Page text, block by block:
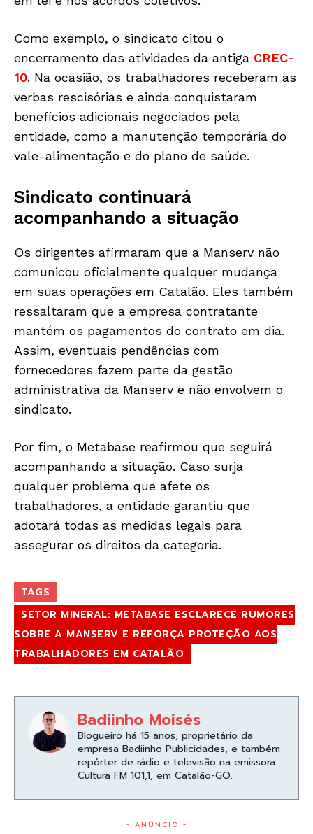
Como exemplo, o sindicato citou o
encerramento das atividades da antiga CREC-
10. Na ocasião, os trabalhadores receberam as
verbas rescisórias e ainda conquistaram
benefícios adicionais negociados pela
entidade, como a manutenção temporária do
vale-alimentação e do plano de saúde.
Sindicato continuará
acompanhando a situação
Os dirigentes afirmaram que a Manserv não
comunicou oficialmente qualquer mudança
em suas operações em Catalão. Eles também
ressaltaram que a empresa contratante
mantém os pagamentos do contrato em dia.
Assim, eventuais pendências com
fornecedores fazem parte da gestão
administrativa da Manserv e não envolvem o
sindicato.
Por fim, o Metabase reafirmou que seguirá
acompanhando a situação. Caso surja
qualquer problema que afete os
trabalhadores, a entidade garantiu que
adotará todas as medidas legais para
assegurar os direitos da categoria.
TAGS
SETOR MINERAL: METABASE ESCLARECE RUMORES
SOBRE A MANSERV E REFORÇA PROTEÇÃO AOS
TRABALHADORES EM CATALÃO
Badiinho Moisés
Blogueiro há 15 anos, proprietário da
empresa Badiinho Publicidades, e também
repórter de rádio e televisão na emissora
Cultura FM 101,1, em Catalão-GO.
- ANÚNCIO -